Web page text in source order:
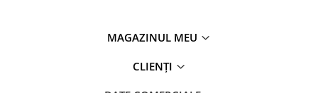
MAGAZINUL MEU
CLIENȚI